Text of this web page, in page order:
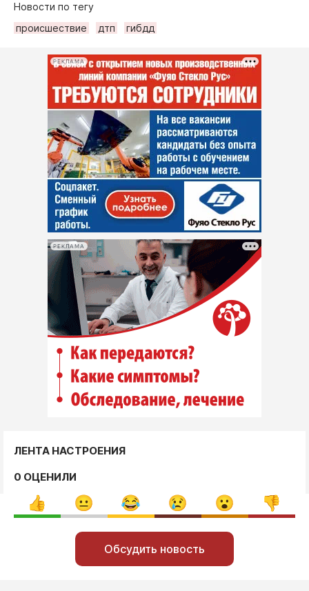
Новости по тегу
происшествие
дтп гибдд
РЕКЛАМА
РЕКЛАМА
ЛЕНТА НАСТРОЕНИЯ
0 ОЦЕНИЛИ
Обсудить новость